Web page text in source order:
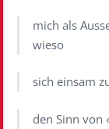
mich als
wieso
sich einsam
den Sinn von